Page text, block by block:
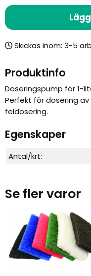
Skickas inom:
Produktinfo
Doseringspump för 1-
Perfekt för dosering
feldosering.
Egenskaper
Antal/krt:
Se fler varor